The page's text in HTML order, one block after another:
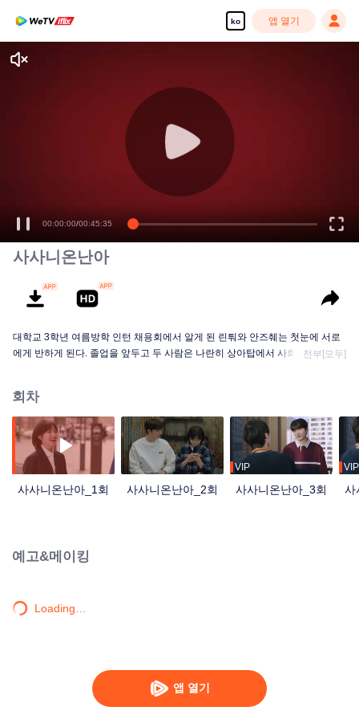
ko 앱 열기
앱 열기
00:00:00/00:45:35
사사니온난아
대학교 3학년 여름방학 인턴 채용회에서 알게 된 린퉈와 안즈췌는 첫눈에 서로
에게 반하게 된다. 졸업을 앞두고 두 사람은 나란히 상아탑에서 사회로 첫걸음
퉈, 어느새 주변 사람들은 물론 병우들까지 린투어의 격려에 힘을 얻게 되는데...
전부[모두]
회차
사사니온난아_1회 사사니온난아_2회
VIP
사사니온난아_3회
VIP
사
예고&메이킹
Loading…